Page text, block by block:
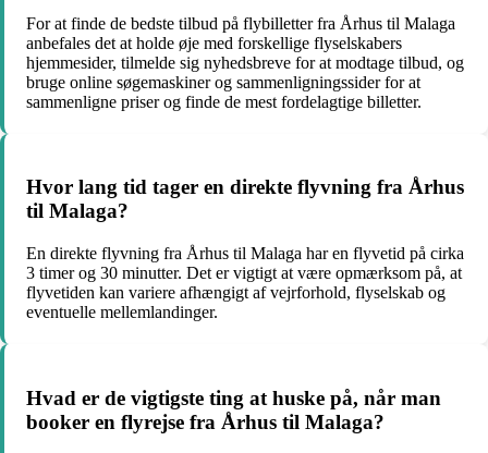
For at finde de bedste tilbud på flybilletter fra Århus til Malaga
anbefales det at holde øje med forskellige flyselskabers
hjemmesider, tilmelde sig nyhedsbreve for at modtage tilbud, og
bruge online søgemaskiner og sammenligningssider for at
sammenligne priser og finde de mest fordelagtige billetter.
Hvor lang tid tager en direkte flyvning fra Århus
til Malaga?
En direkte flyvning fra Århus til Malaga har en flyvetid på cirka
3 timer og 30 minutter. Det er vigtigt at være opmærksom på, at
flyvetiden kan variere afhængigt af vejrforhold, flyselskab og
eventuelle mellemlandinger.
Hvad er de vigtigste ting at huske på, når man
booker en flyrejse fra Århus til Malaga?